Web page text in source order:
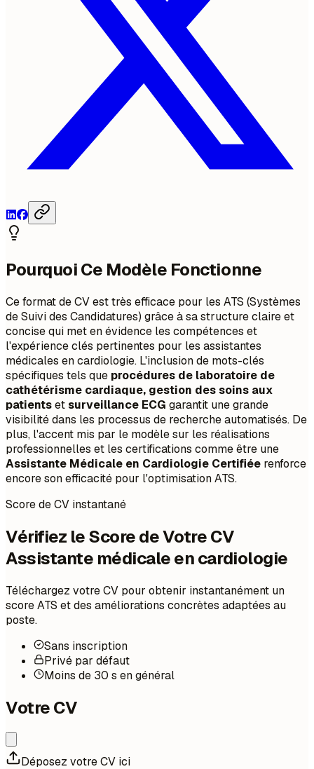
Pourquoi Ce Modèle Fonctionne
Ce format de CV est très efficace pour les ATS (Systèmes
de Suivi des Candidatures) grâce à sa structure claire et
concise qui met en évidence les compétences et
l'expérience clés pertinentes pour les assistantes
médicales en cardiologie. L'inclusion de mots-clés
spécifiques tels que procédures de laboratoire de
cathétérisme cardiaque, gestion des soins aux
patientsetsurveillance ECG garantit une grande
visibilité dans les processus de recherche automatisés. De
plus, l'accent mis par le modèle sur les réalisations
professionnelles et les certifications comme être une
Assistante Médicale en Cardiologie Certifiée renforce
encore son efficacité pour l'optimisation ATS.
Score de CV instantané
Vérifiez le Score de Votre CV
Assistante médicale en cardiologie
Téléchargez votre CV pour obtenir instantanément un
score ATS et des améliorations concrètes adaptées au
poste.
Sans inscription
Privé par défaut
Moins de 30 s en général
Votre CV
Déposez votre CV ici